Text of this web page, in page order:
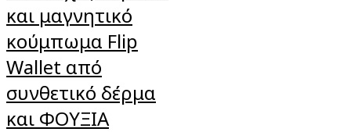
και μαγνητικό
κούμπωμα Flip
Wallet από
συνθετικό δέρμα
και ΦΟΥΞΙΑ